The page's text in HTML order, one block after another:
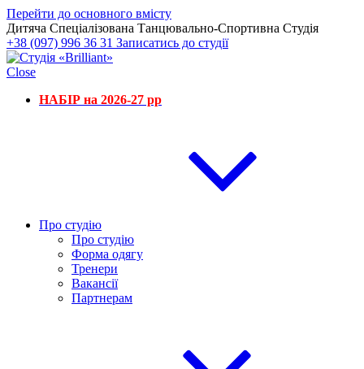
Перейти до основного вмісту
Дитяча Спеціалізована Танцювально-Спортивна Студія
+38 (097) 996 36 31 Записатись до студії
Close
НАБІР на 2026-27 рр
Про студію
Про студію
Форма одягу
Тренери
Вакансії
Партнерам